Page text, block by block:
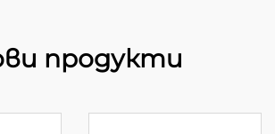
продукти